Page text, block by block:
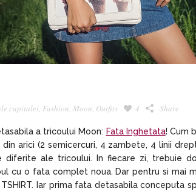
capitalei, Fashion, Moon, Outfits 4 Share
a tricoului Moon: Fata Inghetata! Cum
arici (2 semicercuri, 4 zambete, 4 linii
ale tricoului. In fiecare zi, trebuie
cu o fata complet noua. Dar pentru si mai
Iar prima fata detasabila conceputa